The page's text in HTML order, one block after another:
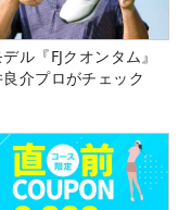
ル『FJクオンタム』
介プロがチェック